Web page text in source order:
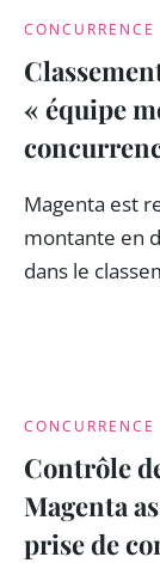
CONCURRENCE
« équipe
Magenta est
montante en
dans le
CONCURRENCE
Contrôle
Magenta
prise de